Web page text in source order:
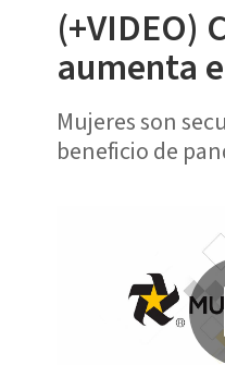
(+VIDEO)
aumenta
Mujeres son
beneficio de